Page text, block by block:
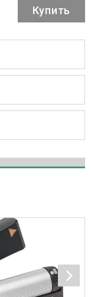
Купить